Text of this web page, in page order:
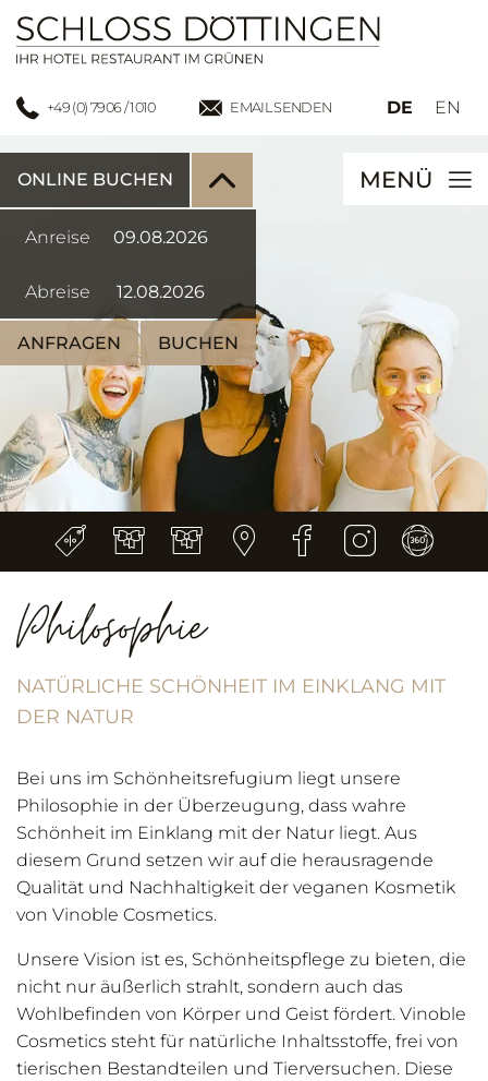
+49 (0) 7906 / 1010 EMAIL SENDEN DE EN
ONLINE BUCHEN
Anreise
Abreise
ANFRAGEN BUCHEN
MENÜ
Philosophie
NATÜRLICHE SCHÖNHEIT IM EINKLANG MIT
DER NATUR
Bei uns im Schönheitsrefugium liegt unsere
Philosophie in der Überzeugung, dass wahre
Schönheit im Einklang mit der Natur liegt. Aus
diesem Grund setzen wir auf die herausragende
Qualität und Nachhaltigkeit der veganen Kosmetik
von Vinoble Cosmetics.
Unsere Vision ist es, Schönheitspflege zu bieten, die
nicht nur äußerlich strahlt, sondern auch das
Wohlbefinden von Körper und Geist fördert. Vinoble
Cosmetics steht für natürliche Inhaltsstoffe, frei von
tierischen Bestandteilen und Tierversuchen. Diese